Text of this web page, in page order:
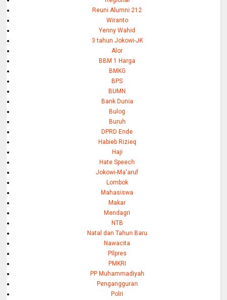
Reuni Alumni 212
Wiranto
Yenny Wahid
3 tahun Jokowi-JK
Alor
BBM 1 Harga
BMKG
BPS
BUMN
Bank Dunia
Bulog
Buruh
DPRD Ende
Habieb Rizieq
Haji
Hate Speech
Jokowi-Ma'aruf
Lombok
Mahasiswa
Makar
Mendagri
NTB
Natal dan Tahun Baru
Nawacita
PIlpres
PMKRI
PP Muhammadiyah
Pengangguran
Polri